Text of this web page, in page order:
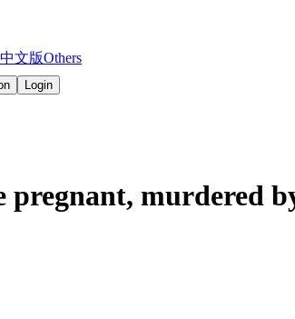
中文版Others
Login
pregnant, murdered